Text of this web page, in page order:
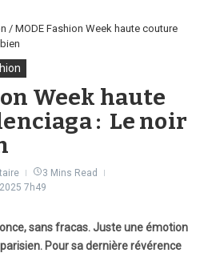
/ MODE Fashion Week haute couture
Week haute
: Le noir
3 Mins Read
7h49
sans fracas. Juste une émotion
Pour sa dernière révérence